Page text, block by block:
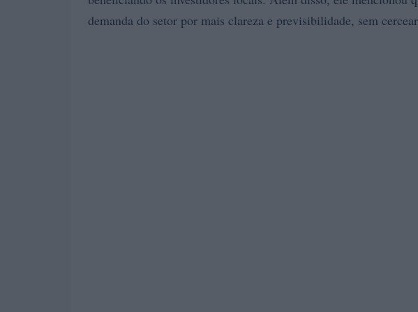
demanda do setor por mais clareza e previsibilidade, sem